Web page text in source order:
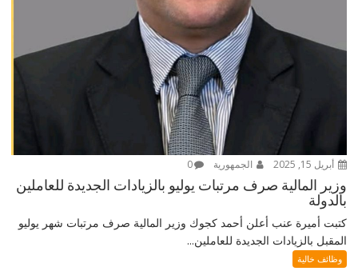
أبريل 15, 2025 الجمهورية 0
وزير المالية صرف مرتبات يوليو بالزيادات الجديدة للعاملين
بالدولة
كتبت أميرة عنب أعلن أحمد كجوك وزير المالية صرف مرتبات شهر يوليو
المقبل بالزيادات الجديدة للعاملين...
وظائف خالية